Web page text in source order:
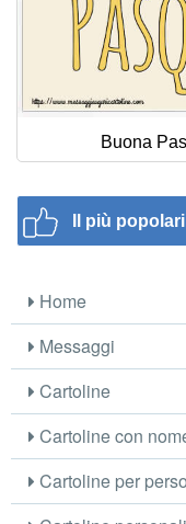
Buona
Il più popolari
Home
Messaggi
Cartoline
Cartoline con
Cartoline per